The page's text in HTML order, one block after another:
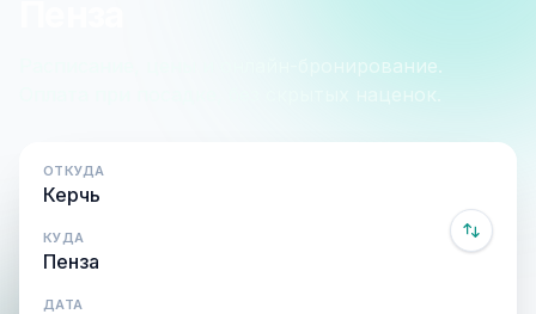
Расписание, цены и онлайн-бронирование.
Оплата при посадке, без скрытых наценок.
ОТКУДА
КУДА
ДАТА